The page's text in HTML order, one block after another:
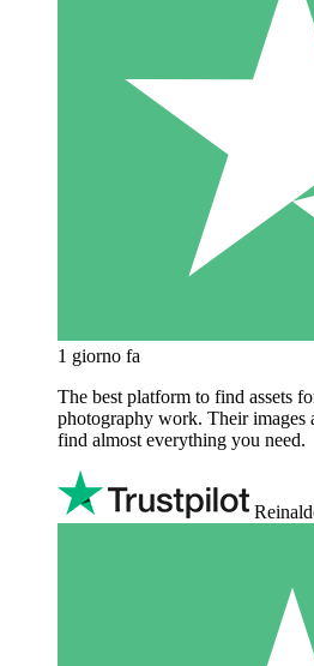
1 giorno fa
The best platform to find assets
photography work. Their images
find almost everything you need.